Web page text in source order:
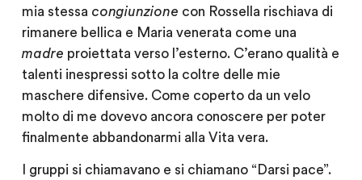
mia stessa congiunzione con Rossella rischiava di
rimanere bellica e Maria venerata come una
madre proiettata verso l’esterno. C’erano qualità e
talenti inespressi sotto la coltre delle mie
maschere difensive. Come coperto da un velo
molto di me dovevo ancora conoscere per poter
finalmente abbandonarmi alla Vita vera.
I gruppi si chiamavano e si chiamano “Darsi pace”.